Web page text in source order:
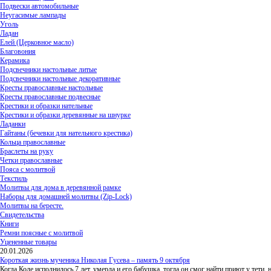
Подвески автомобильные
Неугасимые лампады
Уголь
Ладан
Елей (Церковное масло)
Благовония
Керамика
Подсвечники настольные литые
Подсвечники настольные декоративные
Кресты православные настольные
Кресты православные подвесные
Крестики и образки нательные
Крестики и образки деревянные на шнурке
Ладанки
Гайтаны (бечевки для нательного крестика)
Кольца православные
Браслеты на руку
Четки православные
Пояса с молитвой
Текстиль
Молитвы для дома в деревянной рамке
Наборы для домашней молитвы (Zip-Lock)
Молитвы на бересте.
Свидетельства
Книги
Ремни поясные с молитвой
Уцененные товары
20.01.2026
Короткая жизнь мученика Николая Гусева – память 9 октября
Когда Коле исполнилось 7 лет, умерла и его бабушка, тогда он смог найти приют у